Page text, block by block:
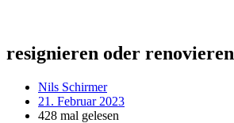
resignieren oder renovieren
Nils Schirmer
21. Februar 2023
428 mal gelesen